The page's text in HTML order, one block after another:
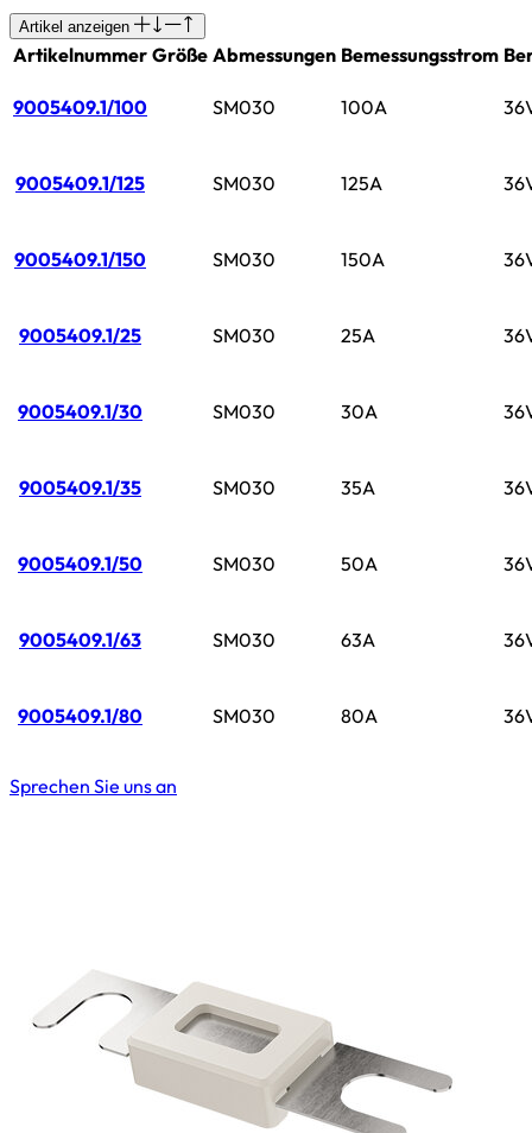
Artikel anzeigen
Artikelnummer Größe Abmessungen Bemessungsstrom
9005409.1/100 SM030 100A
9005409.1/125 SM030 125A
9005409.1/150 SM030 150A
9005409.1/25 SM030 25A
9005409.1/30 SM030 30A
9005409.1/35 SM030 35A
9005409.1/50 SM030 50A
9005409.1/63 SM030 63A
9005409.1/80 SM030 80A
Sprechen Sie uns an